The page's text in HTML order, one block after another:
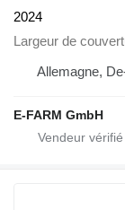
2024
Largeur de
Allemagne,
E-FARM GmbH